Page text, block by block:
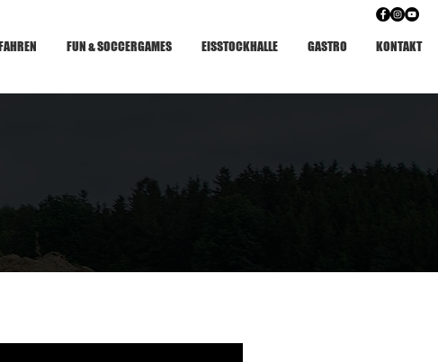
FUN & SOCCERGAMES EISSTOCKHALLE GASTRO KONTAKT